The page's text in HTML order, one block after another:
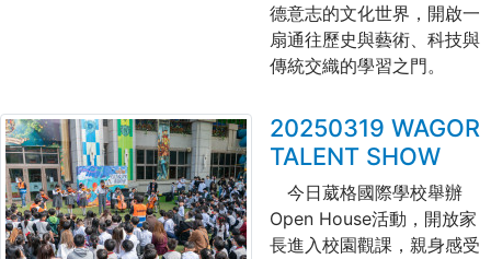
德意志的文化世界，開啟一
扇通往歷史與藝術、科技與
傳統交織的學習之門。
20250319 WAGOR
TALENT SHOW
今日葳格國際學校舉辦
Open House活動，開放家
長進入校園觀課，親身感受